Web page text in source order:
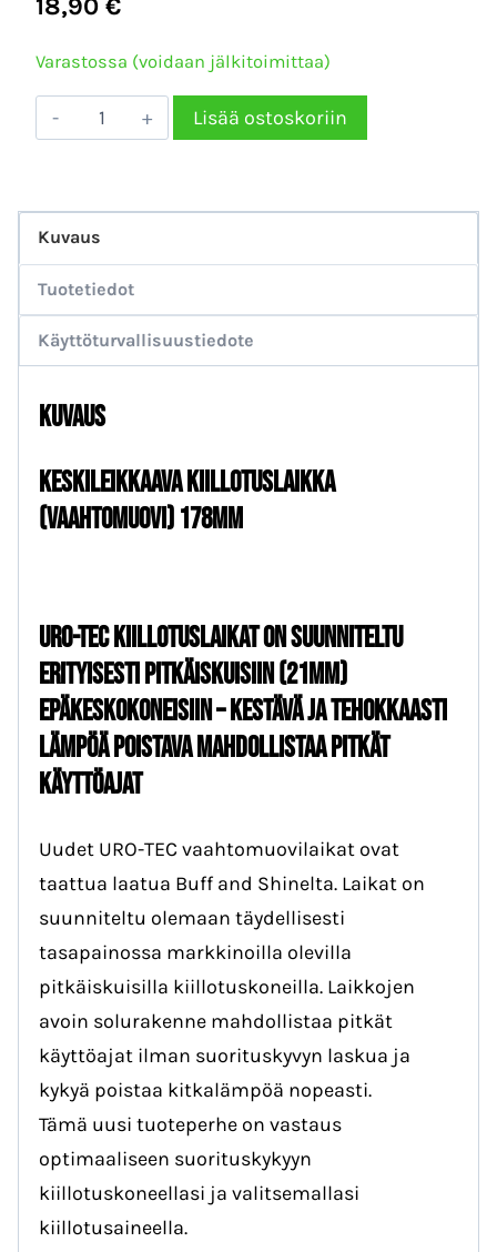
18,90 €
Varastossa (voidaan jälkitoimittaa)
Buff
and
URO-
TEC
Keskileikkaava
Kiillotuslaikka
178mm
Lisää ostoskoriin
Kuvaus
Tuotetiedot
Käyttöturvallisuustiedote
Kuvaus
KESKILeikkaava Kiillotuslaikka
(vaahtomuovi) 178mm
URO-TEC kiillotuslaikat on suunniteltu
erityisesti pitkäiskuisiin (21mm)
epäkeskokoneisiin – Kestävä ja tehokkaasti
lämpöä poistava mahdollistaa pitkät
käyttöajat
Uudet URO-TEC vaahtomuovilaikat ovat
taattua laatua Buff and Shinelta. Laikat on
suunniteltu olemaan täydellisesti
tasapainossa markkinoilla olevilla
pitkäiskuisilla kiillotuskoneilla. Laikkojen
avoin solurakenne mahdollistaa pitkät
käyttöajat ilman suorituskyvyn laskua ja
kykyä poistaa kitkalämpöä nopeasti.
Tämä uusi tuoteperhe on vastaus
optimaaliseen suorituskykyyn
kiillotuskoneellasi ja valitsemallasi
kiillotusaineella.